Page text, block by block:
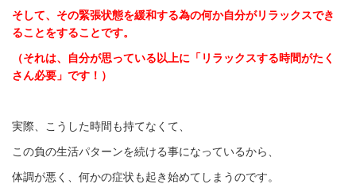
そして、その緊張状態を緩和する為の何か自分がリラックスでき
ることをすることです。
（それは、自分が思っている以上に「リラックスする時間がたく
さん必要」です！）
実際、こうした時間も持てなくて、
この負の生活パターンを続ける事になっているから、
体調が悪く、何かの症状も起き始めてしまうのです。